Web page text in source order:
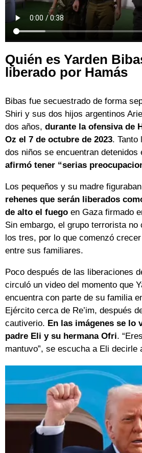
Quién es Yarden
liberado por Hamás
Bibas fue secuestrado de forma
Shiri y sus dos hijos argentinos
dos años, durante la ofensiva de
Oz el 7 de octubre de 2023. Tanto
dos niños se encuentran detenidos
afirmó tener “serias
Los pequeños y su madre
rehenes que serán liberados
de alto el fuego en Gaza firmado
Sin embargo, el grupo terrorista no
los tres, por lo que comenzó
entre sus familiares.
Poco después de las liberaciones
circuló un video del momento que
encuentra con parte de su familia
Ejército cerca de Re’im, después
cautiverio. En las imágenes se lo
padre Eli y su hermana Ofri.
mantuvo”, se escucha a Eli decirle